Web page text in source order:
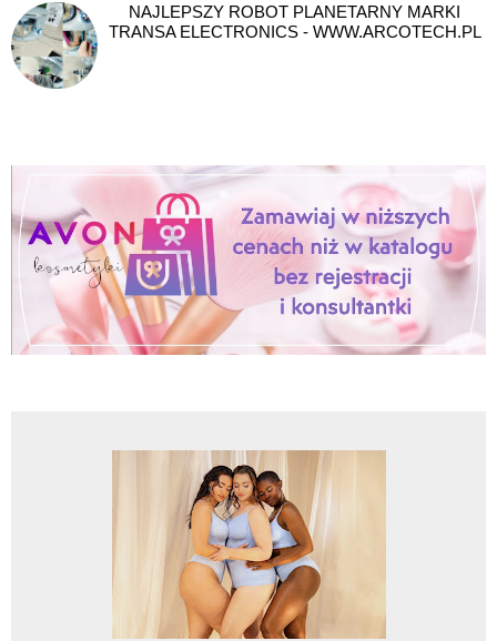
NAJLEPSZY ROBOT PLANETARNY MARKI
TRANSA ELECTRONICS - WWW.ARCOTECH.PL